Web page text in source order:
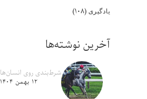
یادگیری (۱۰۸)
آخرین نوشته‌ها
شرط‌بندی روی انسان‌ها
۱۲ بهمن ۱۴۰۴